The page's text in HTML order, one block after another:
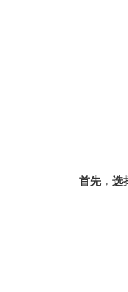
首先，选择